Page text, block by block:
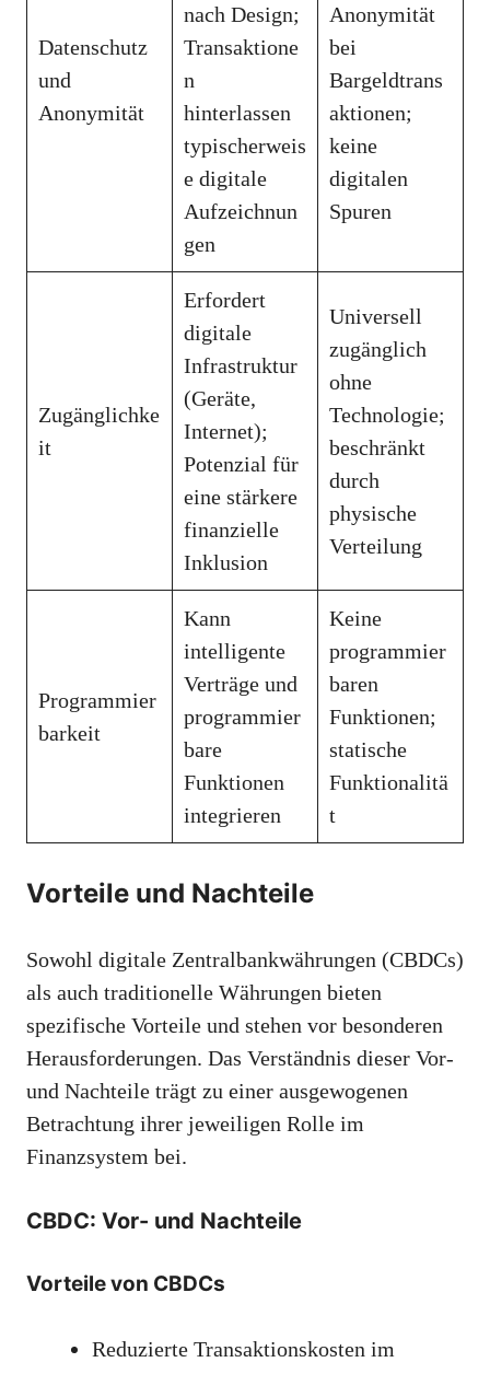
Datenschutz
und
Anonymität
nach Design;
Transaktione
n
hinterlassen
typischerweis
e digitale
Aufzeichnun
gen
Anonymität
bei
Bargeldtrans
aktionen;
keine
digitalen
Spuren
Zugänglichke
it
Erfordert
digitale
Infrastruktur
(Geräte,
Internet);
Potenzial für
eine stärkere
finanzielle
Inklusion
Universell
zugänglich
ohne
Technologie;
beschränkt
durch
physische
Verteilung
Programmier
barkeit
Kann
intelligente
Verträge und
programmier
bare
Funktionen
integrieren
Keine
programmier
baren
Funktionen;
statische
Funktionalitä
t
Vorteile und Nachteile
Sowohl digitale Zentralbankwährungen (CBDCs)
als auch traditionelle Währungen bieten
spezifische Vorteile und stehen vor besonderen
Herausforderungen. Das Verständnis dieser Vor-
und Nachteile trägt zu einer ausgewogenen
Betrachtung ihrer jeweiligen Rolle im
Finanzsystem bei.
CBDC: Vor- und Nachteile
Vorteile von CBDCs
Reduzierte Transaktionskosten im